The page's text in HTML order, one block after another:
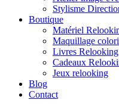
Stylisme
Boutique
Matériel
Maquillage
Livres Relooking
Cadeaux
Jeux relooking
Blog
Contact